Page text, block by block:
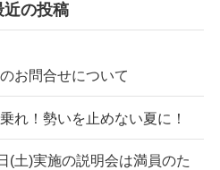
近の投稿
お問合せについて
れ！勢いを止めない夏に！
(土)実施の説明会は満員のた